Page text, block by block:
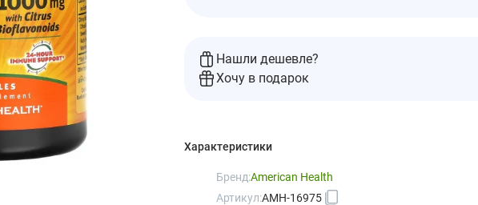
Нашли дешевле?
Хочу в подарок
Характеристики
Бренд:American Health
Артикул:AMH-16975